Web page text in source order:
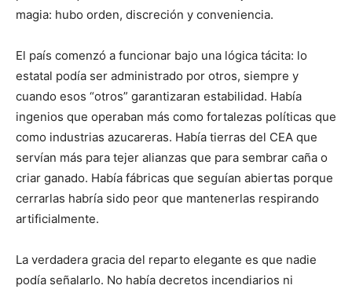
magia: hubo orden, discreción y conveniencia.
El país comenzó a funcionar bajo una lógica tácita: lo
estatal podía ser administrado por otros, siempre y
cuando esos “otros” garantizaran estabilidad. Había
ingenios que operaban más como fortalezas políticas que
como industrias azucareras. Había tierras del CEA que
servían más para tejer alianzas que para sembrar caña o
criar ganado. Había fábricas que seguían abiertas porque
cerrarlas habría sido peor que mantenerlas respirando
artificialmente.
La verdadera gracia del reparto elegante es que nadie
podía señalarlo. No había decretos incendiarios ni